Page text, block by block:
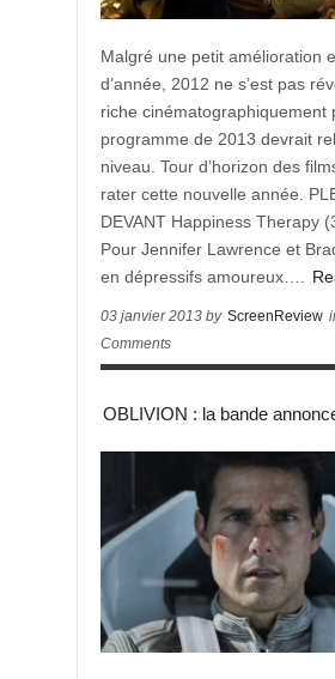
Malgré une petit amélioration
d’année, 2012 ne s’est pas
riche cinématographiquement
programme de 2013 devrait
niveau. Tour d’horizon des
rater cette nouvelle année.
DEVANT Happiness Therapy
Pour Jennifer Lawrence et
en dépressifs amoureux….
03 janvier 2013 by ScreenReview
Comments
OBLIVION : la bande